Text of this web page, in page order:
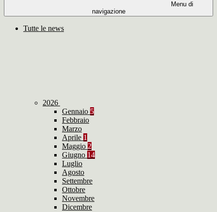
Menu di
navigazione
Tutte le news
2026
Gennaio 5
Febbraio
Marzo
Aprile 1
Maggio 2
Giugno 14
Luglio
Agosto
Settembre
Ottobre
Novembre
Dicembre